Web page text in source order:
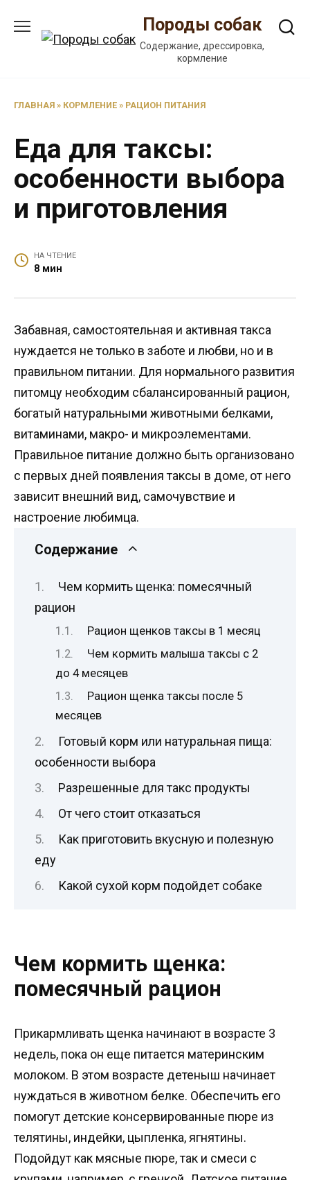
содержанию
Породы собак
Содержание, дрессировка,
кормление
ГЛАВНАЯ » КОРМЛЕНИЕ » РАЦИОН ПИТАНИЯ
Еда для таксы:
особенности выбора
и приготовления
НА ЧТЕНИЕ
8 мин
Забавная, самостоятельная и активная такса
нуждается не только в заботе и любви, но и в
правильном питании. Для нормального развития
питомцу необходим сбалансированный рацион,
богатый натуральными животными белками,
витаминами, макро- и микроэлементами.
Правильное питание должно быть организовано
с первых дней появления таксы в доме, от него
зависит внешний вид, самочувствие и
настроение любимца.
Содержание
Чем кормить щенка: помесячный
рацион
Рацион щенков таксы в 1 месяц
Чем кормить малыша таксы c 2
до 4 месяцев
Рацион щенка таксы после 5
месяцев
Готовый корм или натуральная пища:
особенности выбора
Разрешенные для такс продукты
От чего стоит отказаться
Как приготовить вкусную и полезную
еду
Какой сухой корм подойдет собаке
Чем кормить щенка:
помесячный рацион
Прикармливать щенка начинают в возрасте 3
недель, пока он еще питается материнским
молоком. В этом возрасте детеныш начинает
нуждаться в животном белке. Обеспечить его
помогут детские консервированные пюре из
телятины, индейки, цыпленка, ягнятины.
Подойдут как мясные пюре, так и смеси с